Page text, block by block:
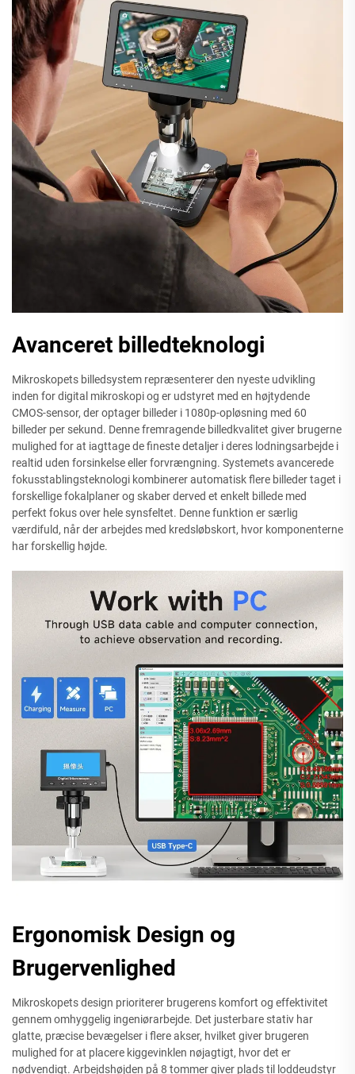
Avanceret billedteknologi
Mikroskopets billedsystem repræsenterer den nyeste udvikling
inden for digital mikroskopi og er udstyret med en højtydende
CMOS-sensor, der optager billeder i 1080p-opløsning med 60
billeder per sekund. Denne fremragende billedkvalitet giver brugerne
mulighed for at iagttage de fineste detaljer i deres lodningsarbejde i
realtid uden forsinkelse eller forvrængning. Systemets avancerede
fokusstablingsteknologi kombinerer automatisk flere billeder taget i
forskellige fokalplaner og skaber derved et enkelt billede med
perfekt fokus over hele synsfeltet. Denne funktion er særlig
værdifuld, når der arbejdes med kredsløbskort, hvor komponenterne
har forskellig højde.
Ergonomisk Design og
Brugervenlighed
Mikroskopets design prioriterer brugerens komfort og effektivitet
gennem omhyggelig ingeniørarbejde. Det justerbare stativ har
glatte, præcise bevægelser i flere akser, hvilket giver brugeren
mulighed for at placere kiggevinklen nøjagtigt, hvor det er
nødvendigt. Arbejdshøjden på 8 tommer giver plads til loddeudstyr